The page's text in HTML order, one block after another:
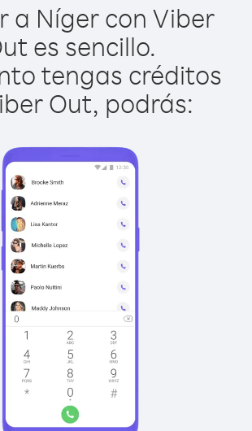
a Níger con Viber
es sencillo.
tengas créditos
Out, podrás: